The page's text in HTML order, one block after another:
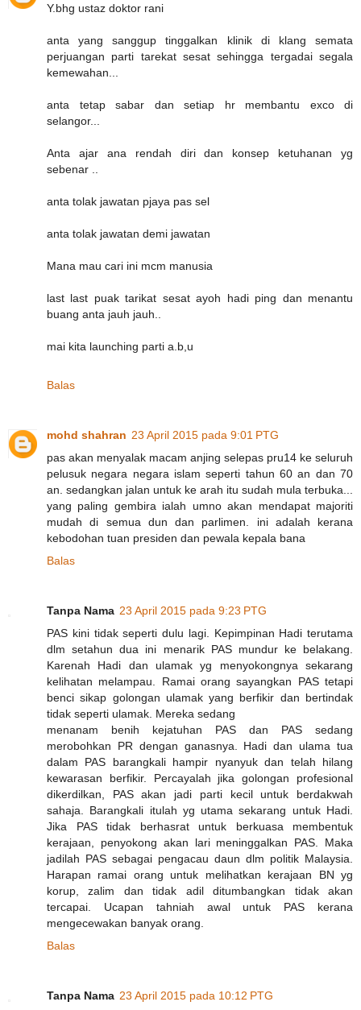
Y.bhg ustaz doktor rani
anta yang sanggup tinggalkan klinik di klang semata
perjuangan parti tarekat sesat sehingga tergadai segala
kemewahan...
anta tetap sabar dan setiap hr membantu exco di
selangor...
Anta ajar ana rendah diri dan konsep ketuhanan yg
sebenar ..
anta tolak jawatan pjaya pas sel
anta tolak jawatan demi jawatan
Mana mau cari ini mcm manusia
last last puak tarikat sesat ayoh hadi ping dan menantu
buang anta jauh jauh..
mai kita launching parti a.b,u
Balas
mohd shahran 23 April 2015 pada 9:01 PTG
pas akan menyalak macam anjing selepas pru14 ke seluruh
pelusuk negara negara islam seperti tahun 60 an dan 70
an. sedangkan jalan untuk ke arah itu sudah mula terbuka...
yang paling gembira ialah umno akan mendapat majoriti
mudah di semua dun dan parlimen. ini adalah kerana
kebodohan tuan presiden dan pewala kepala bana
Balas
Tanpa Nama 23 April 2015 pada 9:23 PTG
PAS kini tidak seperti dulu lagi. Kepimpinan Hadi terutama
dlm setahun dua ini menarik PAS mundur ke belakang.
Karenah Hadi dan ulamak yg menyokongnya sekarang
kelihatan melampau. Ramai orang sayangkan PAS tetapi
benci sikap golongan ulamak yang berfikir dan bertindak
tidak seperti ulamak. Mereka sedang
menanam benih kejatuhan PAS dan PAS sedang
merobohkan PR dengan ganasnya. Hadi dan ulama tua
dalam PAS barangkali hampir nyanyuk dan telah hilang
kewarasan berfikir. Percayalah jika golongan profesional
dikerdilkan, PAS akan jadi parti kecil untuk berdakwah
sahaja. Barangkali itulah yg utama sekarang untuk Hadi.
Jika PAS tidak berhasrat untuk berkuasa membentuk
kerajaan, penyokong akan lari meninggalkan PAS. Maka
jadilah PAS sebagai pengacau daun dlm politik Malaysia.
Harapan ramai orang untuk melihatkan kerajaan BN yg
korup, zalim dan tidak adil ditumbangkan tidak akan
tercapai. Ucapan tahniah awal untuk PAS kerana
mengecewakan banyak orang.
Balas
Tanpa Nama 23 April 2015 pada 10:12 PTG